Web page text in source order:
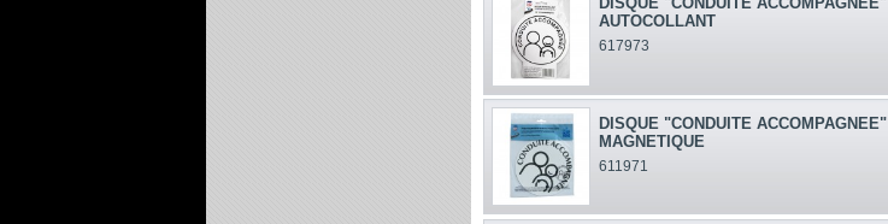
AUTOCOLLANT
617973
DISQUE "CONDUITE ACCOMPAGNEE"
MAGNETIQUE
611971